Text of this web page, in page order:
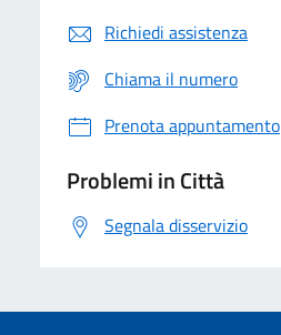
Richiedi assistenza
Chiama il numero
Prenota appuntamento
Problemi in Città
Segnala disservizio